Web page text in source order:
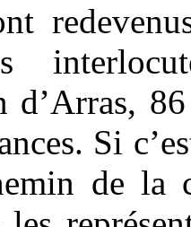
d’Arras,
Si
de la